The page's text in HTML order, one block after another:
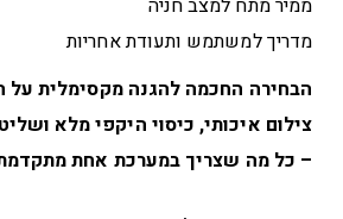
ממיר מתח למצב חניה
מדריך למשתמש ותעודת אחריות
הבחירה החכמה להגנה מקסימלית על
צילום איכותי, כיסוי היקפי מלא
– כל מה שצריך במערכת אחת